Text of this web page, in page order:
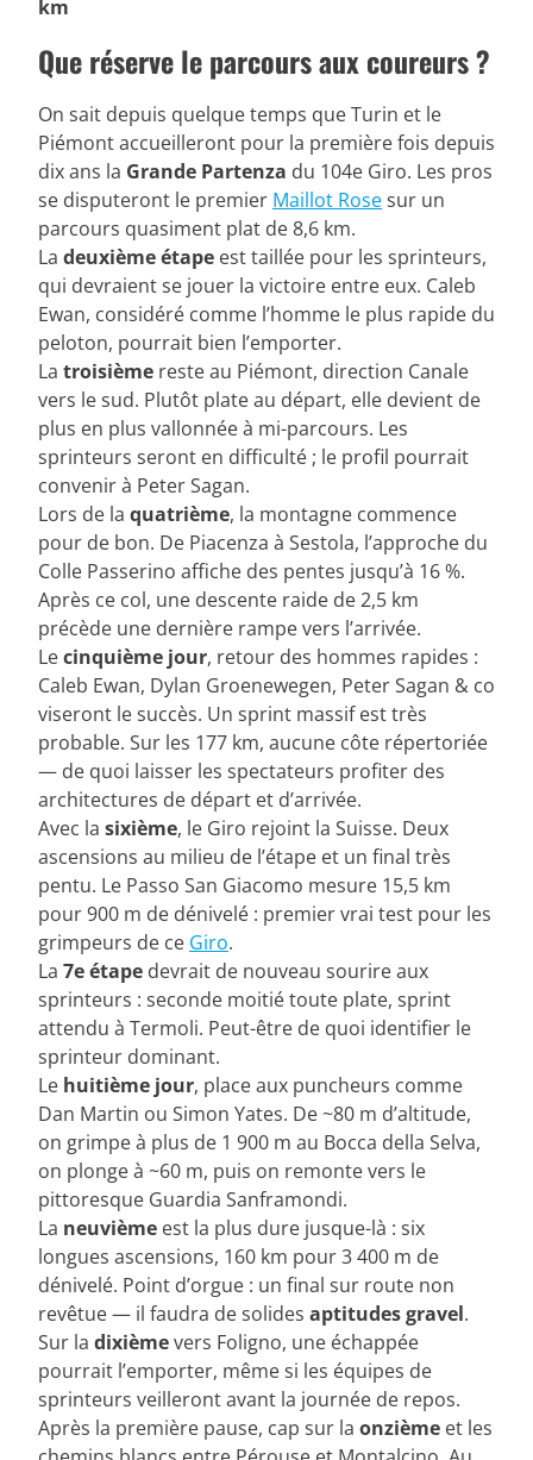
km
Que réserve le parcours aux coureurs ?
On sait depuis quelque temps que Turin et le
Piémont accueilleront pour la première fois depuis
dix ans la Grande Partenza du 104e Giro. Les pros
se disputeront le premier Maillot Rosesur un
parcours quasiment plat de 8,6 km.
La deuxième étape est taillée pour les sprinteurs,
qui devraient se jouer la victoire entre eux. Caleb
Ewan, considéré comme l’homme le plus rapide du
peloton, pourrait bien l’emporter.
La troisième reste au Piémont, direction Canale
vers le sud. Plutôt plate au départ, elle devient de
plus en plus vallonnée à mi-parcours. Les
sprinteurs seront en difficulté ; le profil pourrait
convenir à Peter Sagan.
Lors de la quatrième, la montagne commence
pour de bon. De Piacenza à Sestola, l’approche du
Colle Passerino affiche des pentes jusqu’à 16 %.
Après ce col, une descente raide de 2,5 km
précède une dernière rampe vers l’arrivée.
Lecinquième jour, retour des hommes rapides :
Caleb Ewan, Dylan Groenewegen, Peter Sagan & co
viseront le succès. Un sprint massif est très
probable. Sur les 177 km, aucune côte répertoriée
— de quoi laisser les spectateurs profiter des
architectures de départ et d’arrivée.
Avec la sixième, le Giro rejoint la Suisse. Deux
ascensions au milieu de l’étape et un final très
pentu. Le Passo San Giacomo mesure 15,5 km
pour 900 m de dénivelé : premier vrai test pour les
grimpeurs de ce Giro.
La 7e étape devrait de nouveau sourire aux
sprinteurs : seconde moitié toute plate, sprint
attendu à Termoli. Peut-être de quoi identifier le
sprinteur dominant.
Le huitième jour, place aux puncheurs comme
Dan Martin ou Simon Yates. De ~80 m d’altitude,
on grimpe à plus de 1 900 m au Bocca della Selva,
on plonge à ~60 m, puis on remonte vers le
pittoresque Guardia Sanframondi.
La neuvième est la plus dure jusque-là : six
longues ascensions, 160 km pour 3 400 m de
dénivelé. Point d’orgue : un final sur route non
revêtue — il faudra de solides aptitudes gravel.
Sur la dixièmevers Foligno, une échappée
pourrait l’emporter, même si les équipes de
sprinteurs veilleront avant la journée de repos.
Après la première pause, cap sur la onzième et les